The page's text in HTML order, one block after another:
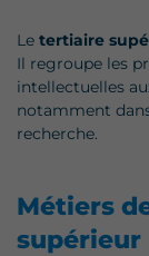
Le tertiaire
Il regroupe les
intellectuelles
notamment
recherche.
Métiers
supérieur